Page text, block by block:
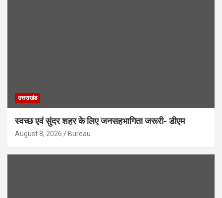
उत्तराखंड
स्वच्छ एवं सुंदर शहर के लिए जनसहभागिता जरूरी- डीएम
August 8, 2026 Bureau